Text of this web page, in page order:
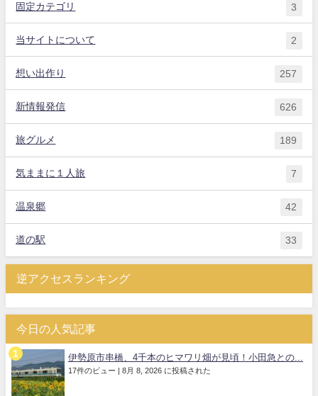
固定カテゴリ 3
当サイトについて 2
想い出作り 257
新情報発信 626
旅グルメ 189
気ままに１人旅 7
温泉郷 42
道の駅 33
逆アクセスランキング
今日の人気記事
伊勢原市串橋、4千本のヒマワリ畑が見頃！小田急との...
17件のビュー | 8月 8, 2026 に投稿された